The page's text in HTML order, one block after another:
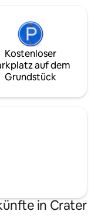
Kostenloser
auf dem
Grundstück
in Crater